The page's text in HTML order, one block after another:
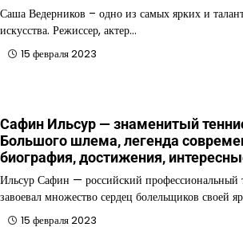
Саша Ведерников – одно из самых ярких и
искусства. Режиссер, актер…
15 февраля 2023
Сафин Ильсур — знаменитый
Большого шлема, легенда
биография, достижения,
Ильсур Сафин — российский профессиональный
завоевал множество сердец болельщиков своей
15 февраля 2023